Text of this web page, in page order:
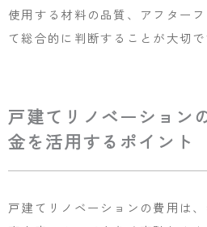
使用する材料の品質、アフター
て総合的に判断することが大切で
戸建てリノベーション
金を活用するポイント
戸建てリノベーションの費用は